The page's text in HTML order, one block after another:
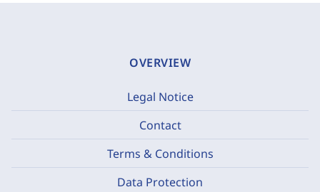
OVERVIEW
Legal Notice
Contact
Terms & Conditions
Data Protection